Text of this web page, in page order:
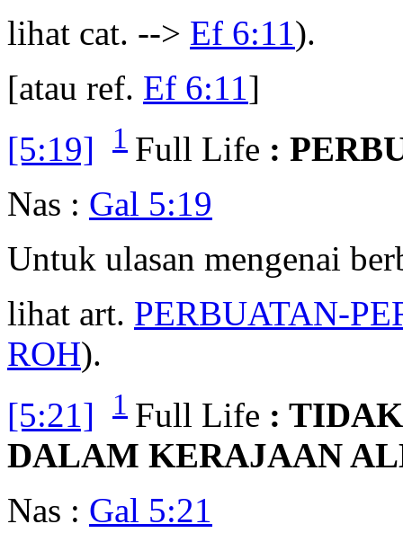
lihat cat. --> Ef 6:11).
[atau ref. Ef 6:11]
[5:19]
1 Full Life :
Nas : Gal 5:19
Untuk ulasan mengenai
lihat art. PERBUATAN-
ROH).
[5:21]
1 Full Life :
DALAM KERAJAAN
Nas : Gal 5:21